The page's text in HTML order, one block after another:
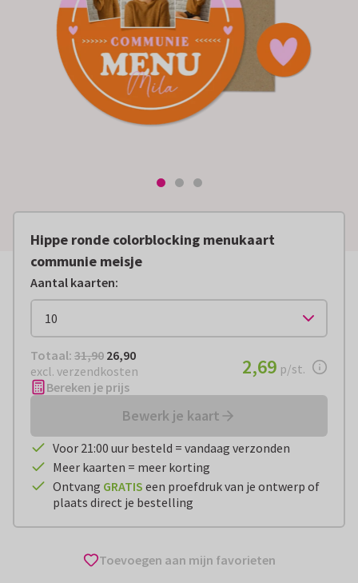
Hippe ronde colorblocking menukaart
communie meisje
Aantal kaarten:
Totaal: € 26,90
Totaal: 31,90 26,90
excl. verzendkosten
€ 2,69per stuk
2,69 p/st.
Bereken je prijs
Bewerk je kaart
Voor 21:00 uur besteld = vandaag verzonden
Meer kaarten = meer korting
Ontvang GRATIS een proefdruk van je ontwerp of
plaats direct je bestelling
Toevoegen aan mijn favorieten